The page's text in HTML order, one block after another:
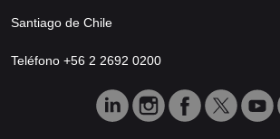
Santiago de Chile
Teléfono +56 2 2692 0200